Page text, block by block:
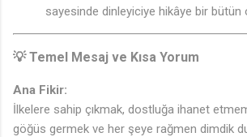
sayesinde dinleyiciye hikâye bir bütün
💡 Temel Mesaj ve Kısa Yorum
Ana Fikir:
İlkelere sahip çıkmak, dostluğa ihanet
göğüs germek ve her şeye rağmen dimdik